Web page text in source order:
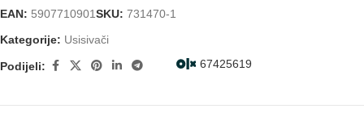
EAN: 5907710901SKU: 731470-1
Kategorije: Usisivači
67425619
Podijeli: